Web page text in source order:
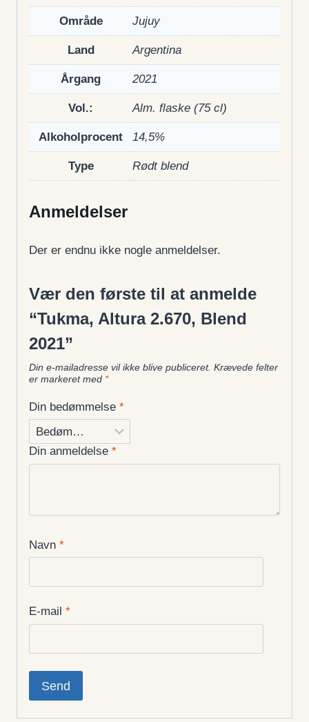
Område Jujuy
Land Argentina
Årgang 2021
Vol.: Alm. flaske (75 cl)
Alkoholprocent 14,5%
Type Rødt blend
Anmeldelser
Der er endnu ikke nogle anmeldelser.
Vær den første til at anmelde
“Tukma, Altura 2.670, Blend
2021”
Din e-mailadresse vil ikke blive publiceret. Krævede felter
er markeret med *
Din bedømmelse *
Din anmeldelse *
Navn *
E-mail *